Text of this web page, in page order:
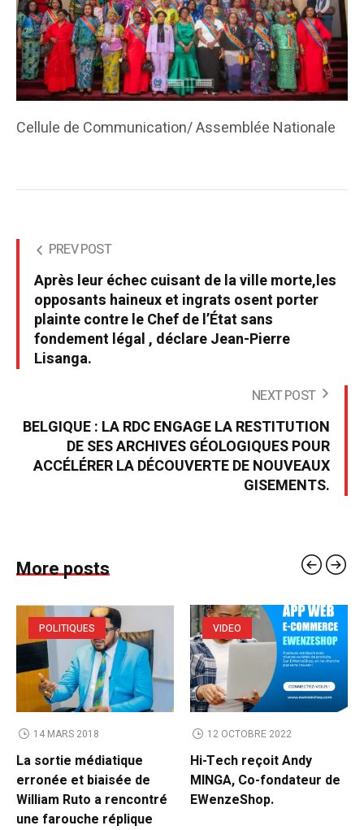
Cellule de Communication/ Assemblée Nationale
PREV POST
Après leur échec cuisant de la ville morte,les
opposants haineux et ingrats osent porter
plainte contre le Chef de l’État sans
fondement légal , déclare Jean-Pierre
Lisanga.
NEXT POST
BELGIQUE : LA RDC ENGAGE LA RESTITUTION
DE SES ARCHIVES GÉOLOGIQUES POUR
ACCÉLÉRER LA DÉCOUVERTE DE NOUVEAUX
GISEMENTS.
More posts
POLITIQUES
14 MARS 2018
La sortie médiatique
erronée et biaisée de
William Ruto a rencontré
une farouche réplique
VIDEO
12 OCTOBRE 2022
Hi-Tech reçoit Andy
MINGA, Co-fondateur de
EWenzeShop.